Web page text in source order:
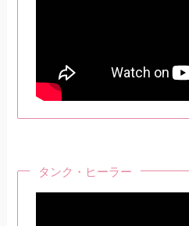
タンク・ヒーラー